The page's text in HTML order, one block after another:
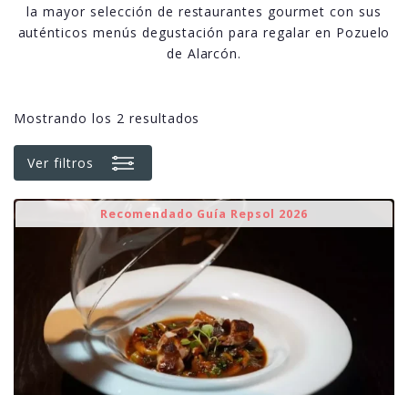
la mayor selección de restaurantes gourmet con sus
auténticos menús degustación para regalar en Pozuelo
de Alarcón.
Mostrando los 2 resultados
Ver filtros
Recomendado Guía Repsol 2026